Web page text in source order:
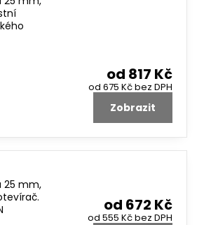
od 817 Kč
od 675 Kčbez DPH
Zobrazit
25 mm,
od 672 Kč
od 555 Kčbez DPH